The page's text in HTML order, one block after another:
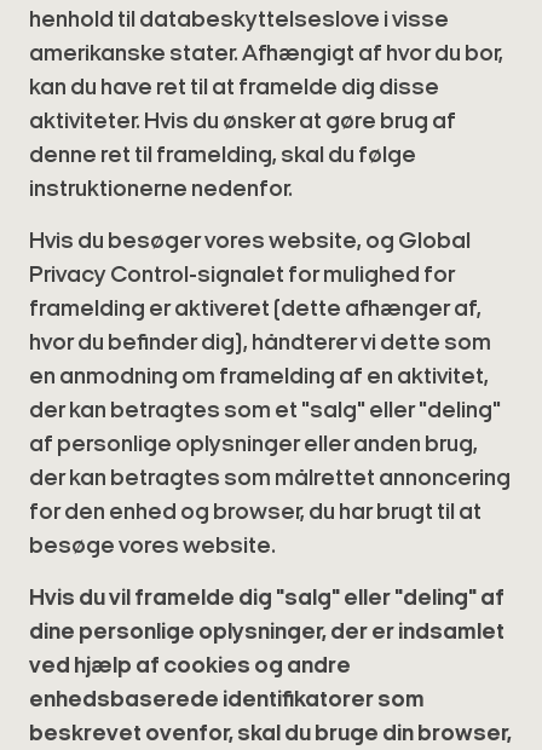
henhold til databeskyttelseslove i visse
amerikanske stater. Afhængigt af hvor du bor,
kan du have ret til at framelde dig disse
aktiviteter. Hvis du ønsker at gøre brug af
denne ret til framelding, skal du følge
instruktionerne nedenfor.
Hvis du besøger vores website, og Global
Privacy Control-signalet for mulighed for
framelding er aktiveret (dette afhænger af,
hvor du befinder dig), håndterer vi dette som
en anmodning om framelding af en aktivitet,
der kan betragtes som et "salg" eller "deling"
af personlige oplysninger eller anden brug,
der kan betragtes som målrettet annoncering
for den enhed og browser, du har brugt til at
besøge vores website.
Hvis du vil framelde dig "salg" eller "deling" af
dine personlige oplysninger, der er indsamlet
ved hjælp af cookies og andre
enhedsbaserede identifikatorer som
beskrevet ovenfor, skal du bruge din browser,